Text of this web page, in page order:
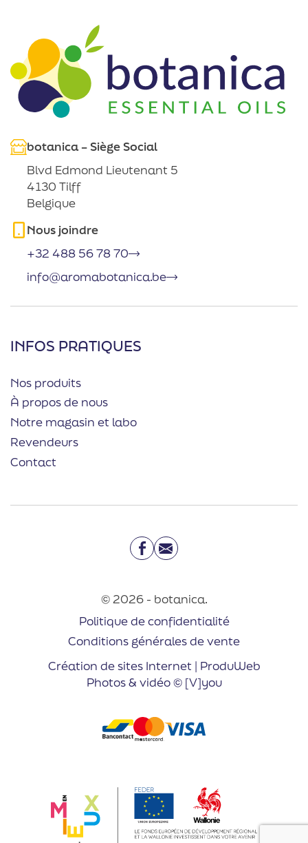
botanica – Siège Social
Blvd Edmond Lieutenant 5
4130 Tilff
Belgique
Nous joindre
+32 488 56 78 70
info@aromabotanica.be
INFOS PRATIQUES
Nos produits
À propos de nous
Notre magasin et labo
Revendeurs
Contact
Facebook
Email
© 2026 - botanica.
Politique de confidentialité
Conditions générales de vente
Création de sites Internet | ProduWeb
Photos & vidéo © [V]you